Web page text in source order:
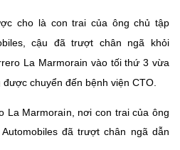
cho là con trai của ông chủ tập
cậu đã trượt chân ngã khỏi
La Marmorain vào tối thứ 3 vừa
chuyển đến bệnh viện CTO.